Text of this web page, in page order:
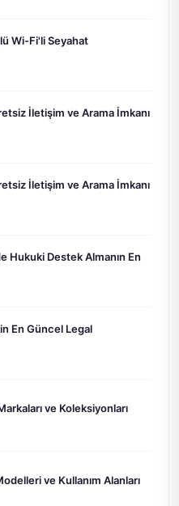
Wi-Fi'li Seyahat
İletişim ve Arama İmkanı
İletişim ve Arama İmkanı
Hukuki Destek Almanın En
En Güncel Legal
ve Koleksiyonları
ve Kullanım Alanları